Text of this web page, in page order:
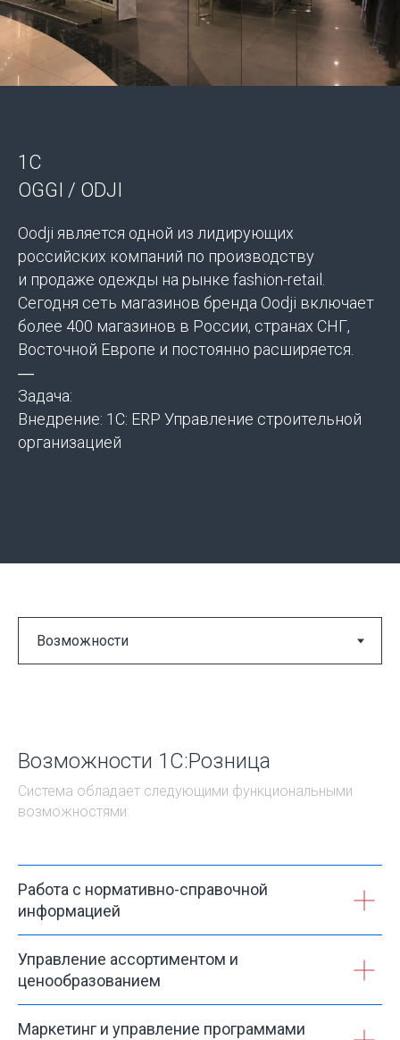
1С
OGGI / ODJI
Oodji является одной из лидирующих
российских компаний по производству
и продаже одежды на рынке fashion-retail.
Сегодня сеть магазинов бренда Oodji включает
более 400 магазинов в России, странах СНГ,
Восточной Европе и постоянно расширяется.
―
Задача:
Внедрение: 1С: ERP Управление строительной
организацией
Возможности 1С:Розница
Система обладает следующими функциональными
возможностями:
Работа с нормативно-справочной
информацией
Управление ассортиментом и
ценообразованием
Маркетинг и управление программами